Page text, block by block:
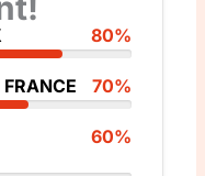
80%
70%
60%